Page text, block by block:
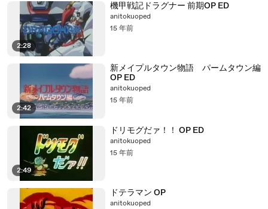
2:28
機甲戦記ドラグナー 前期OP ED
anitokuoped
15 年前
2:42
新メイプルタウン物語 パームタウン編
OP ED
anitokuoped
15 年前
2:49
ドリモグだァ！！ OP ED
anitokuoped
15 年前
ドテラマン OP
anitokuoped